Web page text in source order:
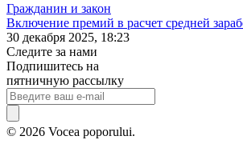
Гражданин и закон
Включение премий в расчет средней
30 декабря 2025, 18:23
Следите за нами
Подпишитесь на
пятничную рассылку
© 2026 Vocea poporului.